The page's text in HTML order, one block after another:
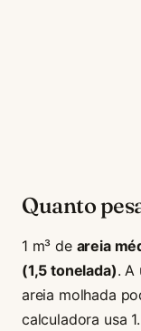
Quanto
1 m³ de areia
(1,5 tonelada). A
areia molhada
calculadora usa